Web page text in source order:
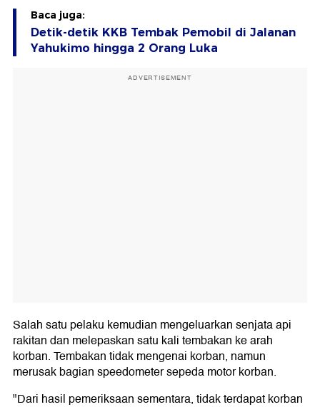
Baca juga:
Detik-detik KKB Tembak Pemobil di Jalanan
Yahukimo hingga 2 Orang Luka
ADVERTISEMENT
Salah satu pelaku kemudian mengeluarkan senjata api
rakitan dan melepaskan satu kali tembakan ke arah
korban. Tembakan tidak mengenai korban, namun
merusak bagian speedometer sepeda motor korban.
"Dari hasil pemeriksaan sementara, tidak terdapat korban